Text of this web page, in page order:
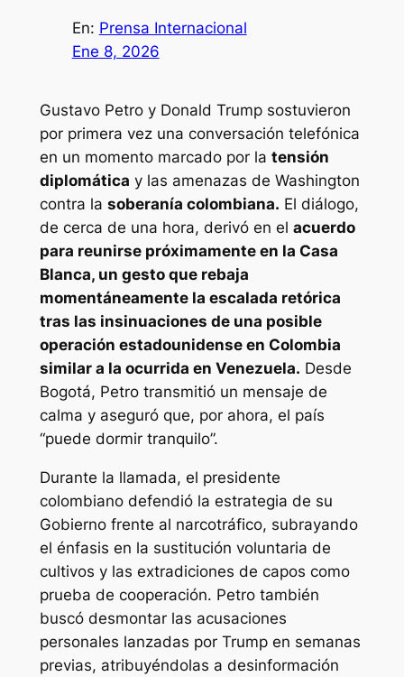
En: Prensa Internacional
Ene 8, 2026
Gustavo Petro y Donald Trump sostuvieron
por primera vez una conversación telefónica
en un momento marcado por la tensión
diplomática y las amenazas de Washington
contra la soberanía colombiana. El diálogo,
de cerca de una hora, derivó en el acuerdo
para reunirse próximamente en la Casa
Blanca, un gesto que rebaja
momentáneamente la escalada retórica
tras las insinuaciones de una posible
operación estadounidense en Colombia
similar a la ocurrida en Venezuela. Desde
Bogotá, Petro transmitió un mensaje de
calma y aseguró que, por ahora, el país
“puede dormir tranquilo”.
Durante la llamada, el presidente
colombiano defendió la estrategia de su
Gobierno frente al narcotráfico, subrayando
el énfasis en la sustitución voluntaria de
cultivos y las extradiciones de capos como
prueba de cooperación. Petro también
buscó desmontar las acusaciones
personales lanzadas por Trump en semanas
previas, atribuyéndolas a desinformación